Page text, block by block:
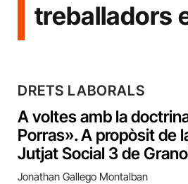
treballadors
DRETS LABORALS
A voltes amb la
Porras». A propòsit de
Jutjat Social 3 de
Jonathan Gallego Montalban